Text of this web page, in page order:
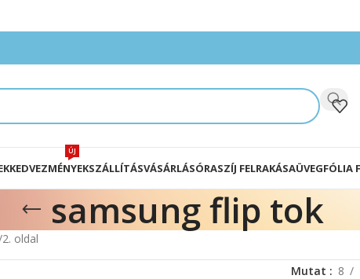
KEDVEZMÉNYEK
ÚJ
SZÁLLÍTÁSVÁSÁRLÁSÓRASZÍJ FELRAKÁSAÜVEGFÓLIA
samsung flip tok
2. oldal
Mutat 8